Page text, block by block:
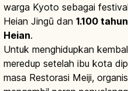
warga Kyoto sebagai
Heian Jingū dan 1.100
Heian.
Untuk menghidupkan
meredup setelah ibu kota
masa Restorasi Meiji,